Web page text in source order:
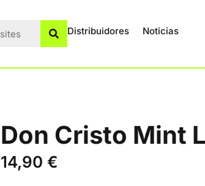
Distribuidores Noticias
Don Cristo Mint
14,90 €